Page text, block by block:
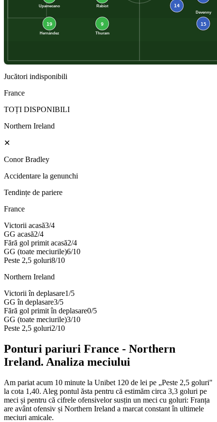
Upamecano
19
Hernández
Rabiot
9
Thuram
15
Devenny
14
Jucători indisponibili
France
TOȚI DISPONIBILI
Northern Ireland
✕
Conor Bradley
Accidentare la genunchi
Tendințe de pariere
France
Victorii acasă3/4
GG acasă2/4
Fără gol primit acasă2/4
GG (toate meciurile)6/10
Peste 2,5 goluri8/10
Northern Ireland
Victorii în deplasare1/5
GG în deplasare3/5
Fără gol primit în deplasare0/5
GG (toate meciurile)3/10
Peste 2,5 goluri2/10
Ponturi pariuri France - Northern
Ireland. Analiza meciului
Am pariat acum 10 minute la Unibet 120 de lei pe „Peste 2,5 goluri"
la cota 1,40. Aleg pontul ăsta pentru că estimăm circa 3,3 goluri pe
meci și pentru că cifrele ofensivelor susțin un meci cu goluri: Franța
are avânt ofensiv și Northern Ireland a marcat constant în ultimele
meciuri amicale.